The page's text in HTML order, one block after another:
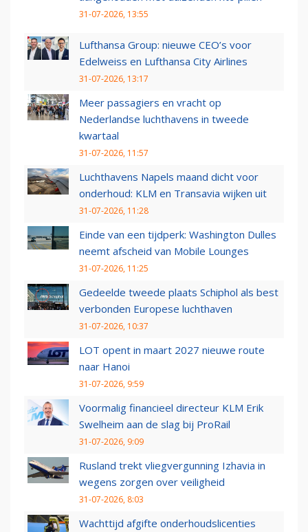
31-07-2026, 13:55
Lufthansa Group: nieuwe CEO’s voor
Edelweiss en Lufthansa City Airlines
31-07-2026, 13:17
Meer passagiers en vracht op
Nederlandse luchthavens in tweede
kwartaal
31-07-2026, 11:57
Luchthavens Napels maand dicht voor
onderhoud: KLM en Transavia wijken uit
31-07-2026, 11:28
Einde van een tijdperk: Washington Dulles
neemt afscheid van Mobile Lounges
31-07-2026, 11:25
Gedeelde tweede plaats Schiphol als best
verbonden Europese luchthaven
31-07-2026, 10:37
LOT opent in maart 2027 nieuwe route
naar Hanoi
31-07-2026, 9:59
Voormalig financieel directeur KLM Erik
Swelheim aan de slag bij ProRail
31-07-2026, 9:09
Rusland trekt vliegvergunning Izhavia in
wegens zorgen over veiligheid
31-07-2026, 8:03
Wachttijd afgifte onderhoudslicenties